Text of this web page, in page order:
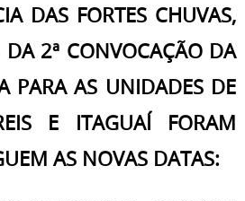
DAS FORTES CHUVAS,
DA 2ª CONVOCAÇÃO DA
PARA AS UNIDADES DE
E ITAGUAÍ FORAM
AS NOVAS DATAS: